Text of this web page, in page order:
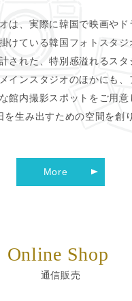
は、実際に韓国で映画やド
けている韓国フォトスタジ
された、特別感溢れるスタ
インスタジオのほかにも、
館内撮影スポットをご用意
を生み出すための空間を創
More
Online Shop
通信販売